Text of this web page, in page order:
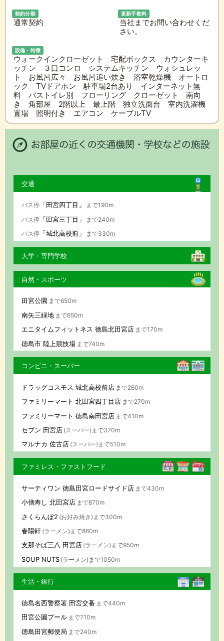
契約分類
通常契約
更新手数料
当社までお問い合わせくだ
さい。
設備・特徴
ウォークインクローゼット 宅配ボックス カウンターキ
ッチン ３口コンロ システムキッチン ウォシュレッ
ト お風呂広々 お風呂追い炊き 浴室乾燥機 オートロ
ック TVドアホン 駐車場2台あり インターネット無
料 バストイレ別 フローリング クローゼット 南向
き 角部屋 2階以上 最上階 独立洗面台 室内洗濯機
置場 照明付き エアコン ケーブルTV
交通
バス停「田宮四丁目」
まで190m
バス停「田宮三丁目」
まで240m
バス停「城北高校前」 まで330m
大学・専門学校
自然・スポーツ
田宮公園 まで650m
南矢三緑地 まで650m
エニタイムフィットネス 徳島北田宮店 まで170m
徳島市 陸上競技場 まで740m
コンビニ・スーパー
ドラッグコスモス 城北高校前店 まで260m
ファミリーマート 北田宮四丁目店 まで270m
ファミリーマート 徳島南田宮店 まで410m
セブン 田宮店 (スーパー)まで370m
マルナカ 佐古店 (スーパー)まで510m
ファミレス・ファストフード
サーティワン 徳島田宮ロードサイド店 まで430m
小僧寿し 北田宮店 まで870m
さくらんぼ2 (お好み焼き)まで300m
春陽軒 (ラーメン)まで860m
支那そば三八 田宮店 (ラーメン)まで950m
SOUP NUTS (ラーメン)まで1050m
生活・銀行
徳島名西警察署 田宮交番 まで440m
田宮公園プール まで710m
徳島田宮郵便局 まで240m